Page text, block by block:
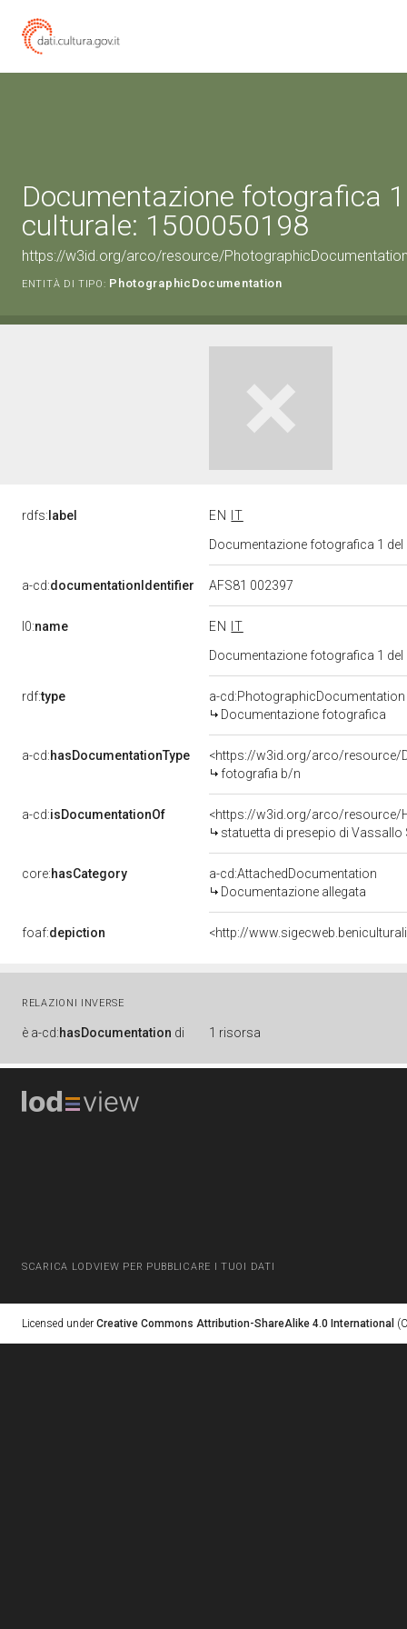
Documentazione fotografica
culturale: 1500050198
https://w3id.org/arco/resource/
ENTITÀ DI TIPO: PhotographicDocumentation
rdfs: label EN
IT
Documentazione fotografica 1
a-cd:documentationIdentifier AFS81 002397
l0:name EN
IT
Documentazione fotografica 1
rdf:type
a-cd:PhotographicDocumentation
Documentazione fotografica
a-cd:hasDocumentationType
<https://w3id.org/arco/resource/
fotografia b/n
a-cd:isDocumentationOf
<https://w3id.org/arco/resource/
statuetta di presepio di Vassallo
core:hasCategory
a-cd:AttachedDocumentation
Documentazione allegata
foaf:depiction <http://
RELAZIONI INVERSE
è a-cd:hasDocumentation di 1 risorsa
SCARICA LODVIEW PER PUBBLICARE I TUOI DATI
Licensed under Creative Commons Attribution-ShareAlike 4.0 International